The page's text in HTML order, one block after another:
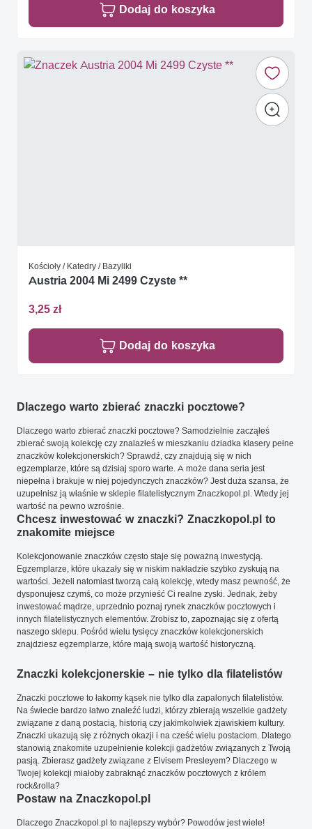
Dodaj do koszyka
Kościoły / Katedry / Bazyliki
Austria 2004 Mi 2499 Czyste **
3,25 zł
Dodaj do koszyka
Dlaczego warto zbierać znaczki pocztowe?
Dlaczego warto zbierać znaczki pocztowe? Samodzielnie zacząłeś
zbierać swoją kolekcję czy znalazłeś w mieszkaniu dziadka klasery pełne
znaczków kolekcjonerskich? Sprawdź, czy znajdują się w nich
egzemplarze, które są dzisiaj sporo warte. A może dana seria jest
niepełna i brakuje w niej pojedynczych znaczków? Jest duża szansa, że
uzupełnisz ją właśnie w sklepie filatelistycznym Znaczkopol.pl. Wtedy jej
wartość na pewno wzrośnie.
Chcesz inwestować w znaczki? Znaczkopol.pl to
znakomite miejsce
Kolekcjonowanie znaczków często staje się poważną inwestycją.
Egzemplarze, które ukazały się w niskim nakładzie szybko zyskują na
wartości. Jeżeli natomiast tworzą całą kolekcję, wtedy masz pewność, że
dysponujesz czymś, co może przynieść Ci realne zyski. Jednak, żeby
inwestować mądrze, uprzednio poznaj rynek znaczków pocztowych i
innych filatelistycznych elementów. Zrobisz to, zapoznając się z ofertą
naszego sklepu. Pośród wielu tysięcy znaczków kolekcjonerskich
znajdziesz egzemplarze, które mają swoją wartość historyczną.
Znaczki kolekcjonerskie – nie tylko dla filatelistów
Znaczki pocztowe to łakomy kąsek nie tylko dla zapalonych filatelistów.
Na świecie bardzo łatwo znaleźć ludzi, którzy zbierają wszelkie gadżety
związane z daną postacią, historią czy jakimkolwiek zjawiskiem kultury.
Znaczki ukazują się z różnych okazji i na cześć wielu postaciom. Dlatego
stanowią znakomite uzupełnienie kolekcji gadżetów związanych z Twoją
pasją. Zbierasz gadżety związane z Elvisem Presleyem? Dlaczego w
Twojej kolekcji miałoby zabraknąć znaczków pocztowych z królem
rock&rolla?
Postaw na Znaczkopol.pl
Dlaczego Znaczkopol.pl to najlepszy wybór? Powodów jest wiele!